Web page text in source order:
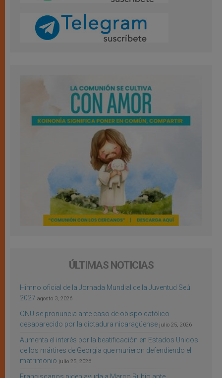
ÚLTIMAS NOTICIAS
Himno oficial de la Jornada Mundial de la Juventud Seúl
2027 agosto 3, 2026
ONU se pronuncia ante caso de obispo católico
desaparecido por la dictadura nicaragüense julio 25, 2026
Aumenta el interés por la beatificación en Estados Unidos
de los mártires de Georgia que murieron defendiendo el
matrimonio julio 25, 2026